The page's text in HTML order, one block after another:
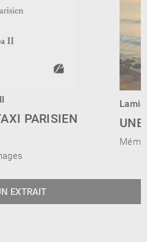
PARISIEN
EXTRAIT